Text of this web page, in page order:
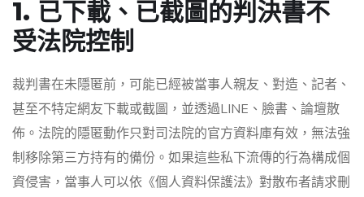
1. 已下載、已截圖的判決書不
受法院控制
裁判書在未隱匿前，可能已經被當事人親友、對造、記者、
甚至不特定網友下載或截圖，並透過LINE、臉書、論壇散
佈。法院的隱匿動作只對司法院的官方資料庫有效，無法強
制移除第三方持有的備份。如果這些私下流傳的行為構成個
資侵害，當事人可以依《個人資料保護法》對散布者請求刪